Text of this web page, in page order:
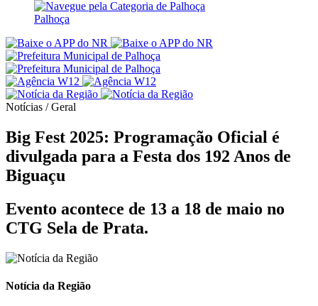
Palhoça
Notícias / Geral
Big Fest 2025: Programação Oficial é
divulgada para a Festa dos 192 Anos de
Biguaçu
Evento acontece de 13 a 18 de maio no
CTG Sela de Prata.
Notícia da Região